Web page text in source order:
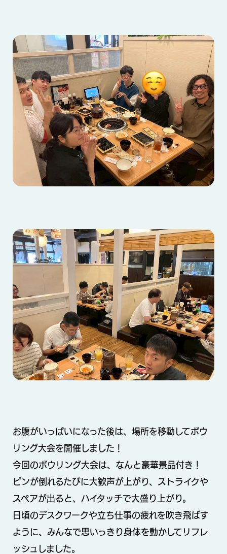
お腹がいっぱいになった後は、場所を移動してボウ
リング大会を開催しました！
今回のボウリング大会は、なんと豪華景品付き！
ピンが倒れるたびに大歓声が上がり、ストライクや
スペアが出ると、ハイタッチで大盛り上がり。
日頃のデスクワークや立ち仕事の疲れを吹き飛ばす
ように、みんなで思いっきり身体を動かしてリフレ
ッシュしました。